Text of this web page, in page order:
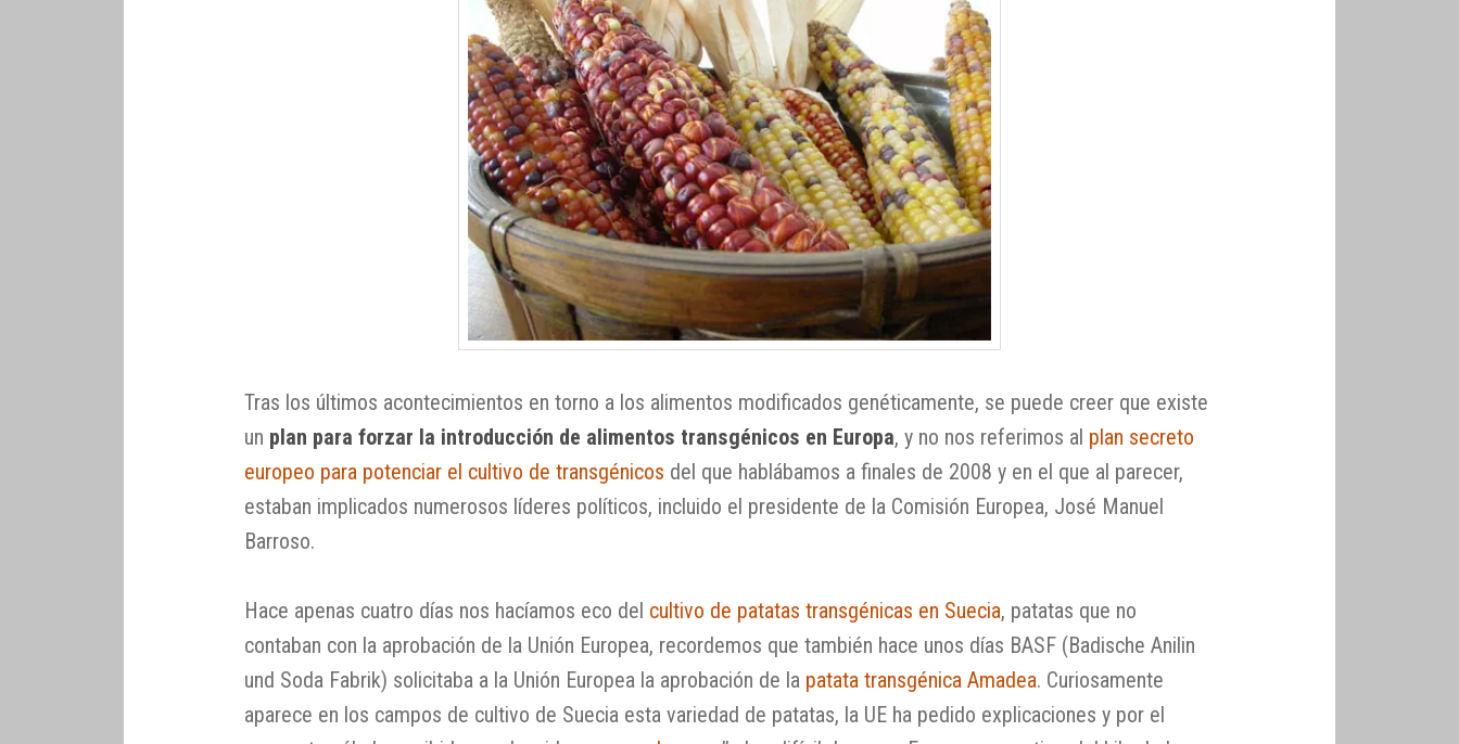
Tras los últimos acontecimientos en torno a los alimentos modificados genéticamente, se puede creer que existe
un plan para forzar la introducción de alimentos transgénicos en Europa, y no nos referimos al plan secreto
europeo para potenciar el cultivo de transgénicos del que hablábamos a finales de 2008 y en el que al parecer,
estaban implicados numerosos líderes políticos, incluido el presidente de la Comisión Europea, José Manuel
Barroso.
Hace apenas cuatro días nos hacíamos eco del cultivo de patatas transgénicas en Suecia, patatas que no
contaban con la aprobación de la Unión Europea, recordemos que también hace unos días BASF (Badische Anilin
und Soda Fabrik) solicitaba a la Unión Europea la aprobación de la patata transgénica Amadea. Curiosamente
aparece en los campos de cultivo de Suecia esta variedad de patatas, la UE ha pedido explicaciones y por el